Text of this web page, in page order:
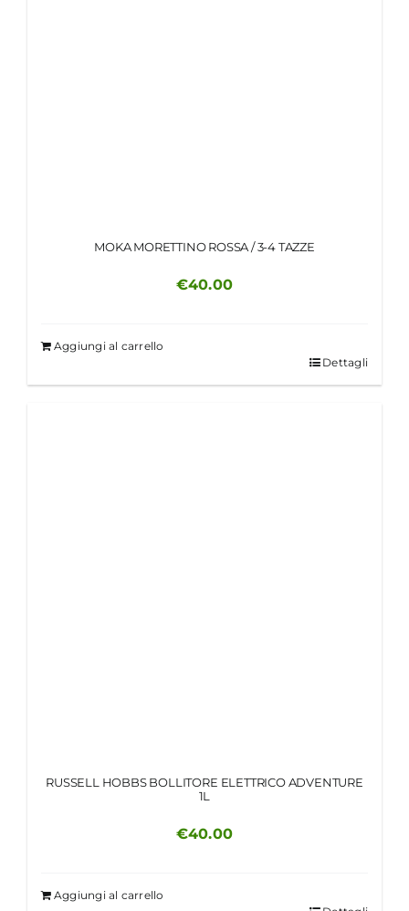
MOKA MORETTINO ROSSA / 3-4 TAZZE
€40.00
Aggiungi al carrello
Dettagli
RUSSELL HOBBS BOLLITORE ELETTRICO ADVENTURE
1L
€40.00
Aggiungi al carrello